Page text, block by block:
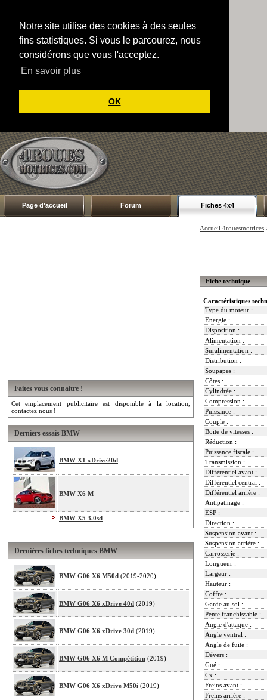
Notre site utilise des cookies à des seules
fins statistiques. Si vous le parcourez, nous
considérons que vous l'acceptez.
En savoir plus
OK
Page d'accueil Forum Fiches 4x4
Faites vous connaitre !
Cet emplacement publicitaire est disponible à la location,
contactez nous !
Derniers essais BMW
BMW X1 xDrive20d
BMW X6 M
BMW X5 3.0sd
Dernières fiches techniques BMW
BMW G06 X6 M50d (2019-2020)
BMW G06 X6 xDrive 40d (2019)
BMW G06 X6 xDrive 30d (2019)
BMW G06 X6 M Compétition (2019)
BMW G06 X6 xDrive M50i (2019)
Accueil 4rouesmotrices
Fiche technique
Caractéristiques
Type du moteur :
Energie :
Disposition :
Alimentation :
Suralimentation :
Distribution :
Soupapes :
Côtes :
Cylindrée :
Compression :
Puissance :
Couple :
Boite de vitesses :
Réduction :
Puissance fiscale :
Transmission :
Différentiel avant :
Différentiel central :
Différentiel arrière :
Antipatinage :
ESP :
Direction :
Suspension avant :
Suspension arrière :
Carrosserie :
Longueur :
Largeur :
Hauteur :
Coffre :
Garde au sol :
Pente franchissable :
Angle d'attaque :
Angle ventral :
Angle de fuite :
Dévers :
Gué :
Cx :
Freins avant :
Freins arrière :